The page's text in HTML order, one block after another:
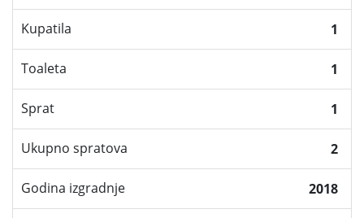
Kupatila 1
Toaleta 1
Sprat 1
Ukupno spratova 2
Godina izgradnje 2018